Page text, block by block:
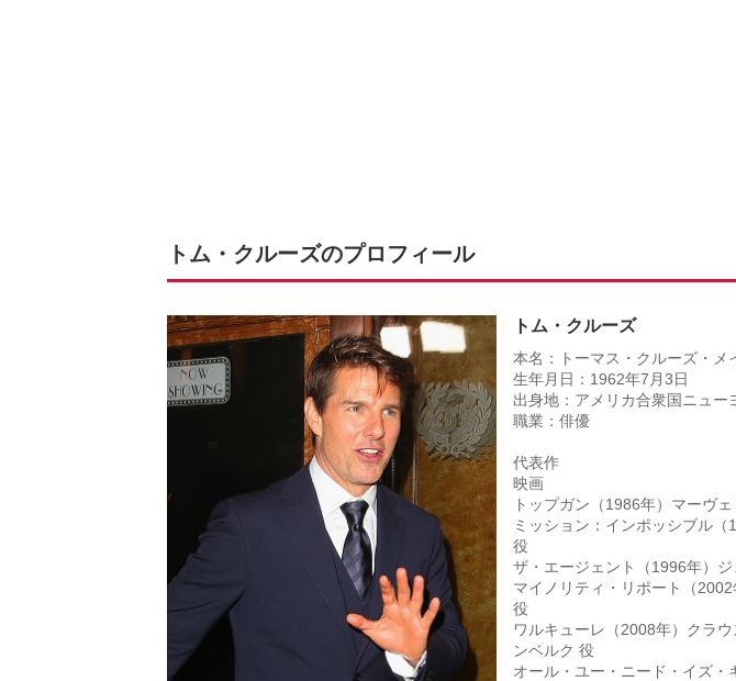
トム・クルーズのプロフィール
トム・クルーズ
本名：トーマス・クルーズ・メ
生年月日：1962年7月3日
出身地：アメリカ合衆国ニュー
職業：俳優
代表作
映画
トップガン（1986年）マーヴ
ミッション：インポッシブル（
役
ザ・エージェント（1996年）
マイノリティ・リポート（
役
ワルキューレ（2008年）クラ
ンベルク 役
オール・ユー・ニード・イズ・